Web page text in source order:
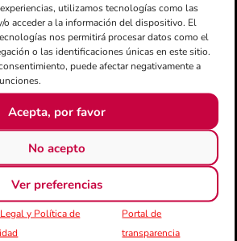
utilizamos tecnologías como las
o acceder a la información del dispositivo. El
nos permitirá procesar datos como el
o las identificaciones únicas en este sitio.
puede afectar negativamente a
Acepta, por favor
No acepto
Ver preferencias
y Política de
Portal de
transparencia
COMPARTIR
ESDEVENIMENT